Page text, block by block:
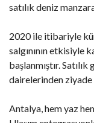
satılık deniz
2020 ile itibariyle
salgınının etkisiyle
başlanmıştır.
dairelerinden ziyade
Antalya, hem yaz